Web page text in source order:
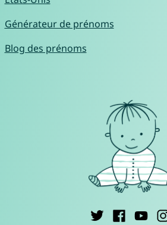
Générateur de prénoms
Blog des prénoms